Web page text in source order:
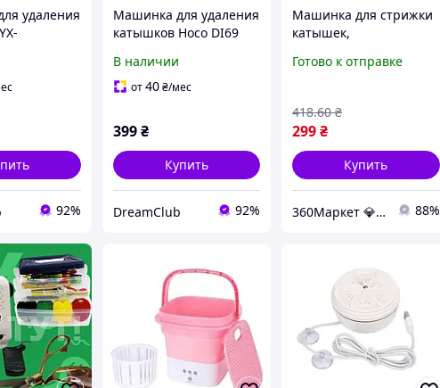
удаления
и
92%
Машинка для удаления
катышков Hoco DI69
одежды и текстиля с
аккумулятором и
В наличии
от40₴/мес
399₴
Купить
DreamClub 92%
Машинка для стрижки
катышек,
триммер для чистки
компактное устройство
для ухода за тканями
Готово к отправке
299₴
418.60 ₴
Купить
360Маркет 💎 — всё, что нужно под рукой ✅ 88%